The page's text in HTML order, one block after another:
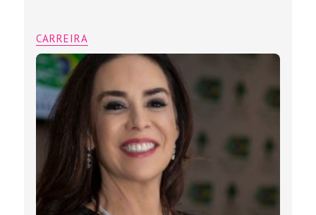
CARREIRA